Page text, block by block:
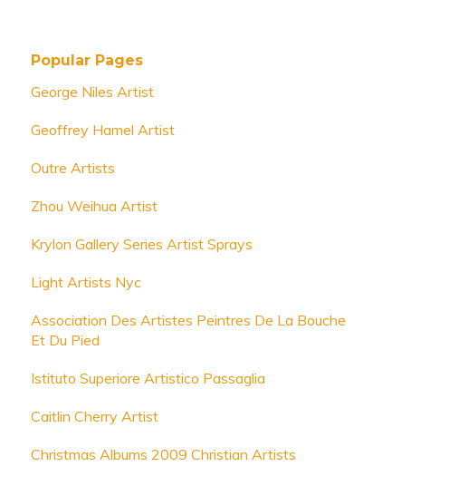
Popular Pages
George Niles Artist
Geoffrey Hamel Artist
Outre Artists
Zhou Weihua Artist
Krylon Gallery Series Artist Sprays
Light Artists Nyc
Association Des Artistes Peintres De La Bouche
Et Du Pied
Istituto Superiore Artistico Passaglia
Caitlin Cherry Artist
Christmas Albums 2009 Christian Artists